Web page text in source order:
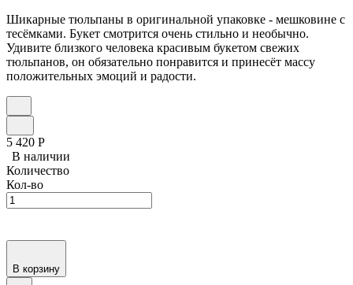
Шикарные тюльпаны в оригинальной упаковке - мешковине с
тесёмками. Букет смотрится очень стильно и необычно.
Удивите близкого человека красивым букетом свежих
тюльпанов, он обязательно понравится и принесёт массу
положительных эмоций и радости.
5 420 Р
В наличии
Количество
Кол-во
В корзину